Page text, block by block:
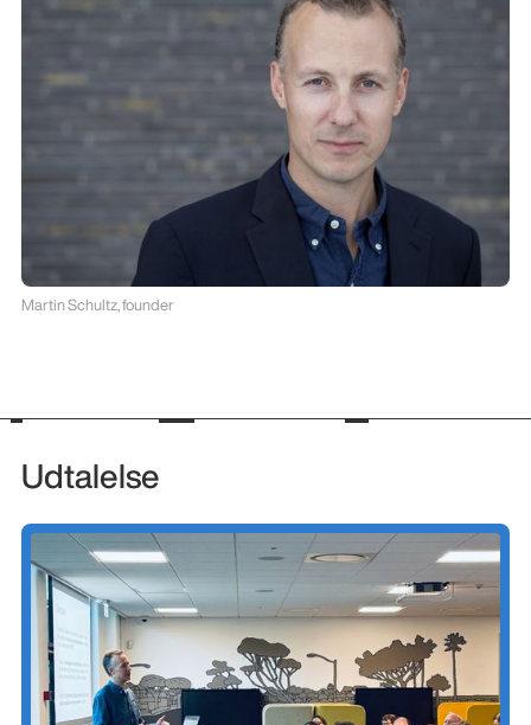
Martin Schultz, founder
Udtalelse